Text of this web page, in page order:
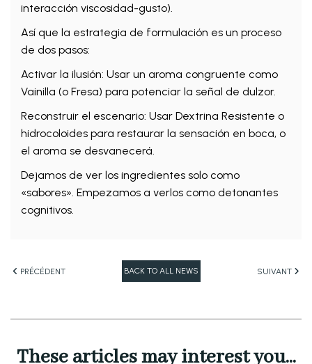
interacción viscosidad-gusto).
Así que la estrategia de formulación es un proceso
de dos pasos:
Activar la ilusión: Usar un aroma congruente como
Vainilla (o Fresa) para potenciar la señal de dulzor.
Reconstruir el escenario: Usar Dextrina Resistente o
hidrocoloides para restaurar la sensación en boca, o
el aroma se desvanecerá.
Dejamos de ver los ingredientes solo como
«sabores». Empezamos a verlos como detonantes
cognitivos.
PRÉCÉDENT BACK TO ALL NEWS SUIVANT
These articles may interest you...